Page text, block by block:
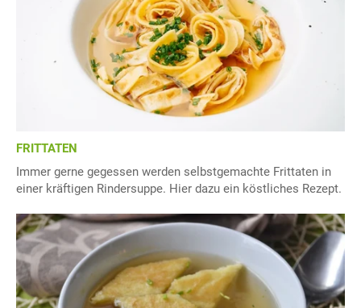
FRITTATEN
Immer gerne gegessen werden selbstgemachte Frittaten in
einer kräftigen Rindersuppe. Hier dazu ein köstliches Rezept.